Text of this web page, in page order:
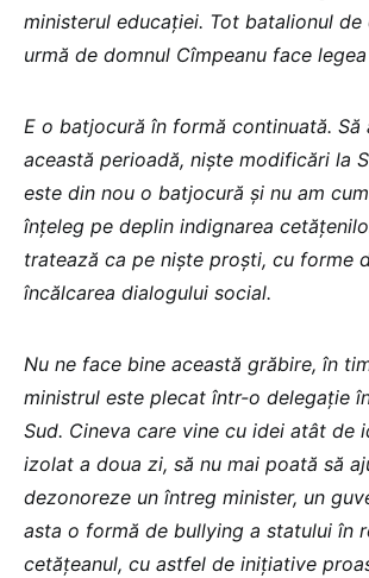
ministerul educației. Tot batalionul de
urmă de domnul Cîmpeanu face
E o batjocură în formă continuată. Să
această perioadă, niște modificări la
este din nou o batjocură și nu am
înțeleg pe deplin indignarea
tratează ca pe niște proști, cu forme
încălcarea dialogului social.
Nu ne face bine această grăbire, în
ministrul este plecat într-o delegație
Sud. Cineva care vine cu idei atât de
izolat a doua zi, să nu mai poată să
dezonoreze un întreg minister, un
asta o formă de bullying a statului în
cetățeanul, cu astfel de inițiative